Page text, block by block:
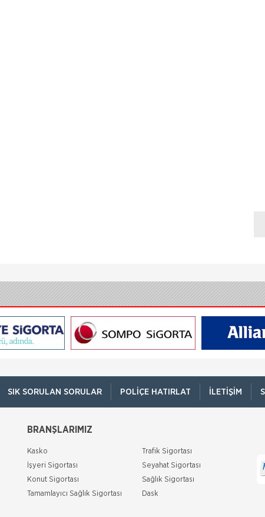
SIK SORULAN SORULAR POLIÇE HATIRLAT İLETIŞIM
BRANŞLARIMIZ
Kasko
Trafik Sigortası
İşyeri Sigortası
Seyahat Sigortası
Konut Sigortası
Sağlık Sigortası
Tamamlayıcı Sağlık Sigortası
Dask